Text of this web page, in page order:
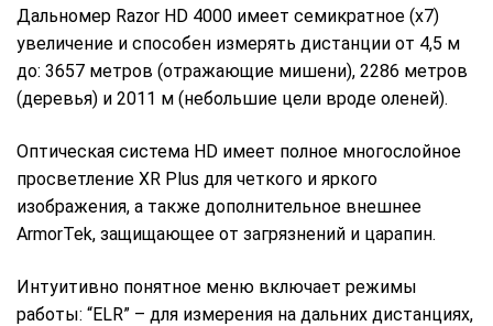
Дальномер Razor HD 4000 имеет семикратное (х7)
увеличение и способен измерять дистанции от 4,5 м
до: 3657 метров (отражающие мишени), 2286 метров
(деревья) и 2011 м (небольшие цели вроде оленей).
Оптическая система HD имеет полное многослойное
просветление XR Plus для четкого и яркого
изображения, а также дополнительное внешнее
ArmorTek, защищающее от загрязнений и царапин.
Интуитивно понятное меню включает режимы
работы: “ELR” – для измерения на дальних дистанциях,